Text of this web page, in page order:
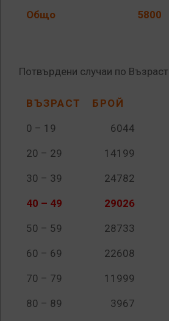
Общо 5800
Потвърдени случаи по Възраст
ВЪЗРАСТ БРОЙ
0 – 19 6044
20 – 29 14199
30 – 39 24782
40 – 49 29026
50 – 59 28733
60 – 69 22608
70 – 79 11999
80 – 89 3967